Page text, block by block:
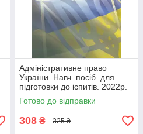
Адміністративне право
України. Навч. посіб. для
підготовки до іспитів. 2022р.
(мг)
Готово до відправки
308 ₴ 325 ₴